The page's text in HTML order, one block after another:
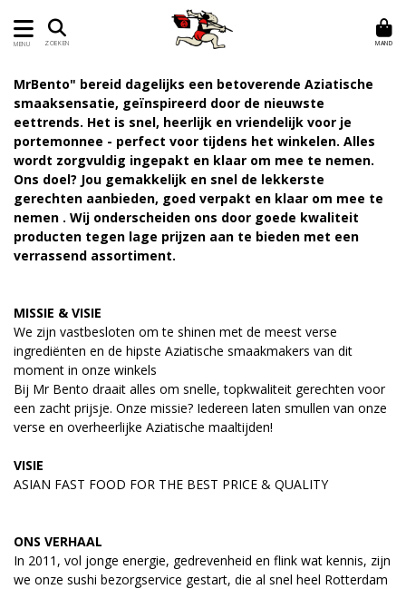
MENU ZOEKEN MAND
MrBento" bereid dagelijks een betoverende Aziatische
smaaksensatie, geïnspireerd door de nieuwste
eettrends. Het is snel, heerlijk en vriendelijk voor je
portemonnee - perfect voor tijdens het winkelen. Alles
wordt zorgvuldig ingepakt en klaar om mee te nemen.
Ons doel? Jou gemakkelijk en snel de lekkerste
gerechten aanbieden, goed verpakt en klaar om mee te
nemen . Wij onderscheiden ons door goede kwaliteit
producten tegen lage prijzen aan te bieden met een
verrassend assortiment.
MISSIE & VISIE
We zijn vastbesloten om te shinen met de meest verse
ingrediënten en de hipste Aziatische smaakmakers van dit
moment in onze winkels
Bij Mr Bento draait alles om snelle, topkwaliteit gerechten voor
een zacht prijsje. Onze missie? Iedereen laten smullen van onze
verse en overheerlijke Aziatische maaltijden!
VISIE
ASIAN FAST FOOD FOR THE BEST PRICE & QUALITY
ONS VERHAAL
In 2011, vol jonge energie, gedrevenheid en flink wat kennis, zijn
we onze sushi bezorgservice gestart, die al snel heel Rotterdam